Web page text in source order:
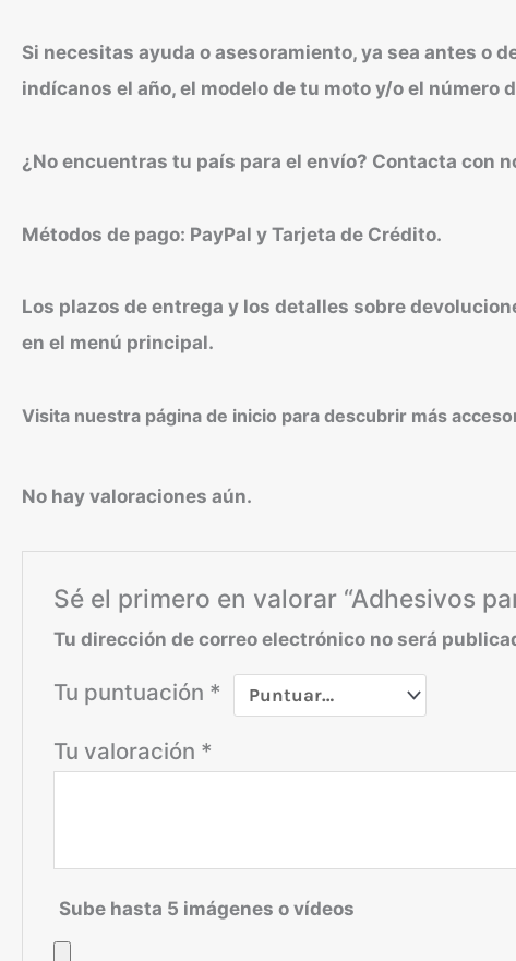
Si necesitas ayuda o asesoramiento, ya sea antes o
indícanos el año, el modelo de tu moto y/o el
¿No encuentras tu país para el envío? Contacta con
Métodos de pago: PayPal y Tarjeta de Crédito.
Los plazos de entrega y los detalles sobre
en el menú principal.
Visita nuestra página de inicio para descubrir más
No hay valoraciones aún.
Sé el primero en valorar “Adhesivos
Tu dirección de correo electrónico no será
Tu puntuación *
Tu valoración *
Sube hasta 5 imágenes o vídeos